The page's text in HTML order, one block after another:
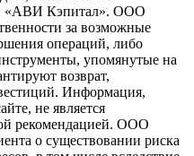
«АВИ Кэпитал». ООО
за возможные
операций, либо
упомянутые на
возврат,
Информация,
не является
рекомендацией. ООО
о существовании риска